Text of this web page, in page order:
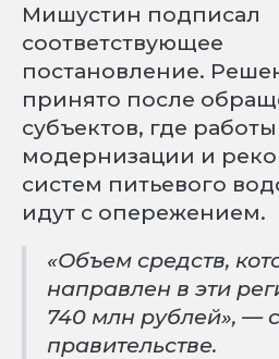
Мишустин подписал
соответствующее
постановление.
принято после
субъектов, где
модернизации и
систем питьевого
идут с опережением.
«Объем средств,
направлен в эти
740 млн рублей», —
правительстве.